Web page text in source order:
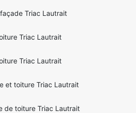
Triac Lautrait
Triac Lautrait
Triac Lautrait
et toiture Triac Lautrait
de toiture Triac Lautrait